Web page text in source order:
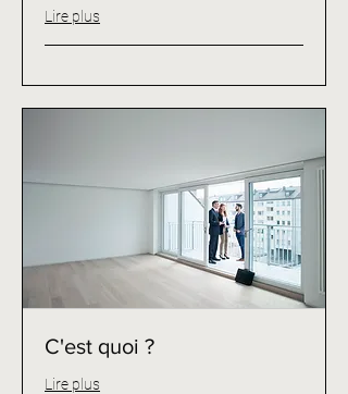
Lire plus
C'est quoi ?
Lire plus